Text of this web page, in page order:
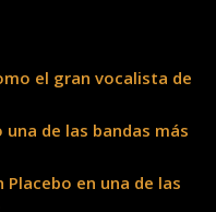
el gran vocalista de
de las bandas más
en una de las